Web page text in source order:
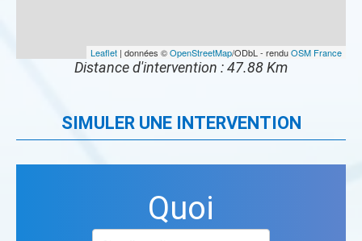
Leaflet | données ©OpenStreetMap/ODbL - renduOSM France
Distance d'intervention : 47.88 Km
SIMULER UNE INTERVENTION
Quoi